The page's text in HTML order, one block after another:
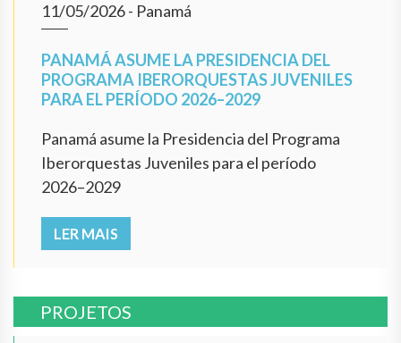
11/05/2026- Panamá
PANAMÁ ASUME LA PRESIDENCIA DEL
PROGRAMA IBERORQUESTAS JUVENILES
PARA EL PERÍODO 2026–2029
Panamá asume la Presidencia del Programa
Iberorquestas Juveniles para el período
2026–2029
LER MAIS
PROJETOS